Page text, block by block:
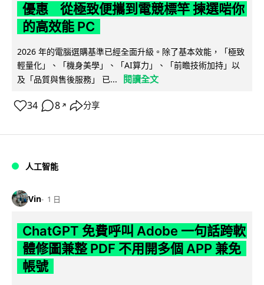
優惠 從極致便攜到電競標竿 揀選啱你
的高效能 PC
2026 年的電腦選購基準已經全面升級。除了基本效能，「極致
輕量化」、「機身美學」、「AI算力」、「前瞻技術加持」以
及「品質與售後服務」 已...
閱讀全文
34 8 ↗ 分享
人工智能
Vin 1 日
ChatGPT 免費呼叫 Adobe 一句話跨軟
體修圖兼整 PDF 不用開多個 APP 兼免
帳號